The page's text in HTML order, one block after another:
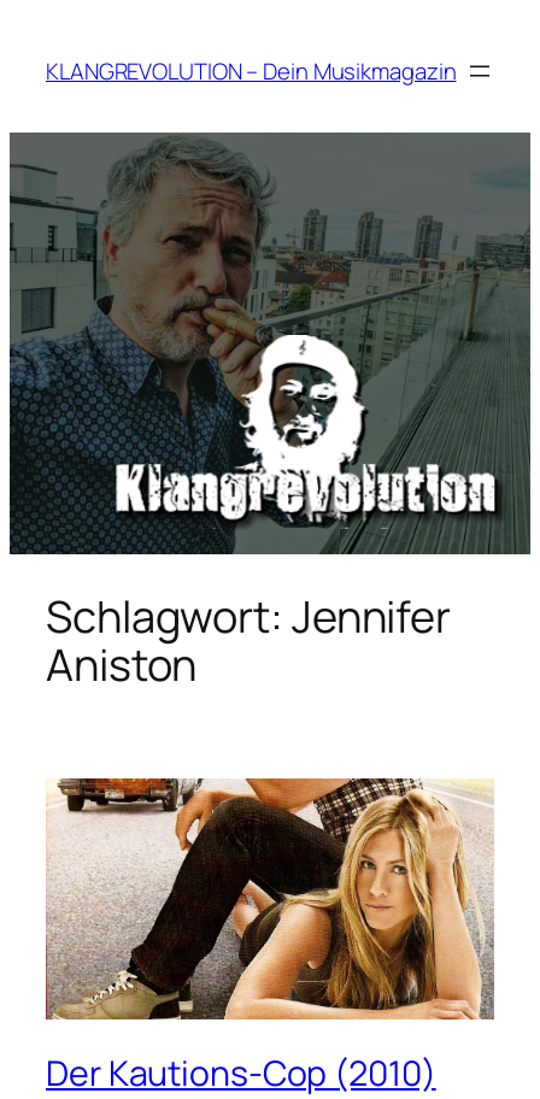
springen
KLANGREVOLUTION – Dein Musikmagazin
Schlagwort: Jennifer
Aniston
Der Kautions-Cop (2010)